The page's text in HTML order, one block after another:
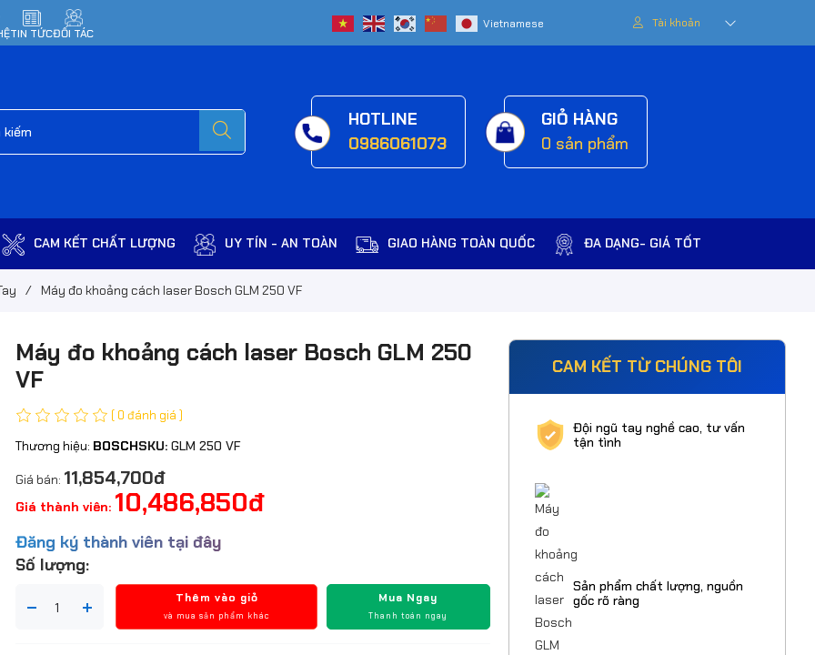
TIN TỨCĐỐI TÁC
Tài khoản
HOTLINE
0986061073
GIỎ HÀNG
0 sản phẩm
CAM KẾT CHẤT LƯỢNG UY TÍN - AN TOÀN GIAO HÀNG TOÀN QUỐC ĐA DẠNG- GIÁ TỐT
/ Máy đo khoảng cách laser Bosch GLM 250 VF
Máy đo khoảng cách laser Bosch GLM 250
VF
( 0 đánh giá )
Thương hiệu: BOSCHSKU:GLM 250 VF
Giá bán: 11,854,700đ
Giá thành viên: 10,486,850đ
Đăng ký thành viên tại đây
Số lượng:
Thêm vào giỏ
và mua sản phẩm khác
Mua Ngay
Thanh toán ngay
CAM KẾT TỪ CHÚNG TÔI
Đội ngũ tay nghề cao, tư vấn
tận tình
Sản phẩm chất lượng, nguồn
gốc rõ ràng